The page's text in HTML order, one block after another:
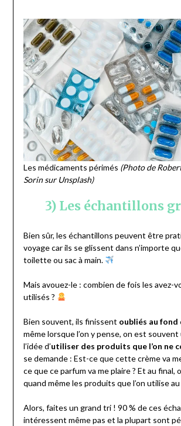
Les médicaments périmés (Photo de
Sorin sur Unsplash)
3) Les échantillons
Bien sûr, les échantillons peuvent être
voyage car ils se glissent dans n’importe
toilette ou sac à main.
Mais avouez-le : combien de fois les avez-
utilisés ?
Bien souvent, ils finissent oubliés au fond
même lorsque l’on y pense, on est
l’idée d’utiliser des produits que l’on ne
se demande : Est-ce que cette crème va
ce que ce parfum va me plaire ? Et au final,
quand même les produits que l’on utilise
Alors, faites un grand tri ! 90 % de ces
intéressent même pas et la plupart sont